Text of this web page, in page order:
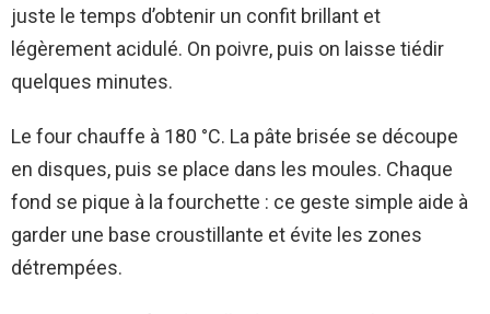
juste le temps d’obtenir un confit brillant et
légèrement acidulé. On poivre, puis on laisse tiédir
quelques minutes.
Le four chauffe à 180 °C. La pâte brisée se découpe
en disques, puis se place dans les moules. Chaque
fond se pique à la fourchette : ce geste simple aide à
garder une base croustillante et évite les zones
détrempées.